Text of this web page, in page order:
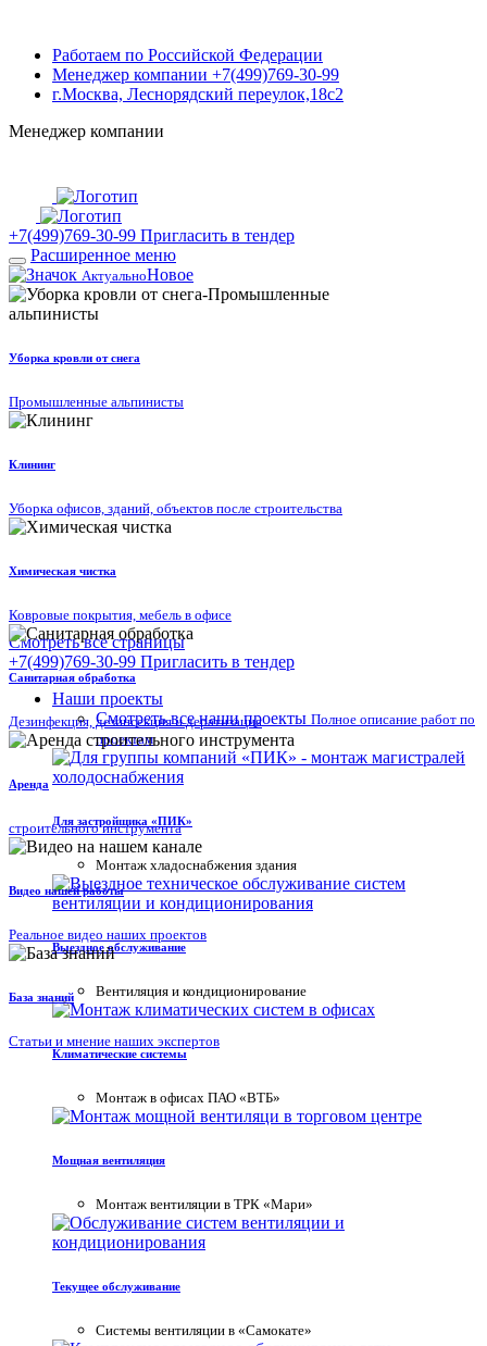
Работаем по Российской Федерации
Менеджер компании +7(499)769-30-99
г.Москва, Леснорядский переулок,18с2
Менеджер компании
+7(499)769-30-99 Пригласить в тендер
Расширенное меню
АктуальноНовое
Уборка кровли от снега
Промышленные альпинисты
Клининг
Уборка офисов, зданий, объектов после строительства
Химическая чистка
Ковровые покрытия, мебель в офисе
Санитарная обработка
Дезинфекция, дезинсекция и дератизация
Аренда
строительного инструмента
Видео нашей работы
Реальное видео наших проектов
База знаний
Статьи и мнение наших экспертов
Смотреть все страницы
+7(499)769-30-99 Пригласить в тендер
Наши проекты
Смотреть все наши проекты Полное описание работ по
проектам
Для застройщика «ПИК»
Mонтаж хладоснабжения здания
Выездное обслуживание
Вентиляция и кондиционирование
Климатические системы
Монтаж в офисах ПАО «ВТБ»
Мощная вентиляция
Монтаж вентиляции в ТРК «Мари»
Текущее обслуживание
Системы вентиляции в «Самокате»